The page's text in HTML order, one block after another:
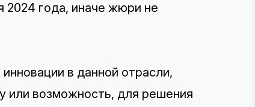
2024 года, иначе жюри не
инновации в данной отрасли,
или возможность, для решения